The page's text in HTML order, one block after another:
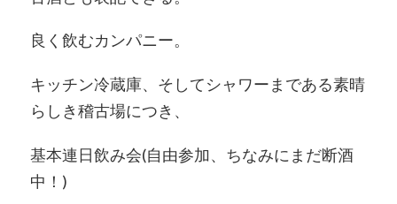
良く飲むカンパニー。
キッチン冷蔵庫、そしてシャワーまである素晴
らしき稽古場につき、
基本連日飲み会(自由参加、ちなみにまだ断酒
中！)